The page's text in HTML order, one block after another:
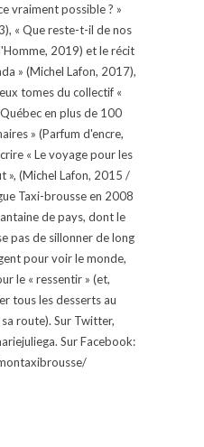
vraiment possible ? »
« Que reste-t-il de nos
2019) et le récit
» (Michel Lafon, 2017),
tomes du collectif «
en plus de 100
» (Parfum d'encre,
« Le voyage pour les
», (Michel Lafon, 2015 /
Taxi-brousse en 2008
de pays, dont le
pas de sillonner de long
pour voir le monde,
le « ressentir » (et,
tous les desserts au
route). Sur Twitter,
Sur Facebook: